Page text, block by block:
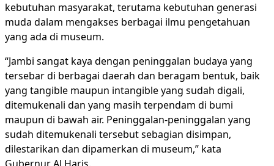
kebutuhan masyarakat, terutama kebutuhan generasi
muda dalam mengakses berbagai ilmu pengetahuan
yang ada di museum.
“Jambi sangat kaya dengan peninggalan budaya yang
tersebar di berbagai daerah dan beragam bentuk, baik
yang tangible maupun intangible yang sudah digali,
ditemukenali dan yang masih terpendam di bumi
maupun di bawah air. Peninggalan-peninggalan yang
sudah ditemukenali tersebut sebagian disimpan,
dilestarikan dan dipamerkan di museum,” kata